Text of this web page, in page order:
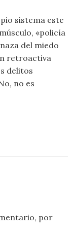
sistema este
«policía
del miedo
retroactiva
delitos
no es
por